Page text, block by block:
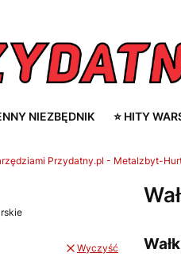
NIEZBĘDNIK ⭐ HITY
Przydatny.pl - Metalzbyt-
Wyczyść